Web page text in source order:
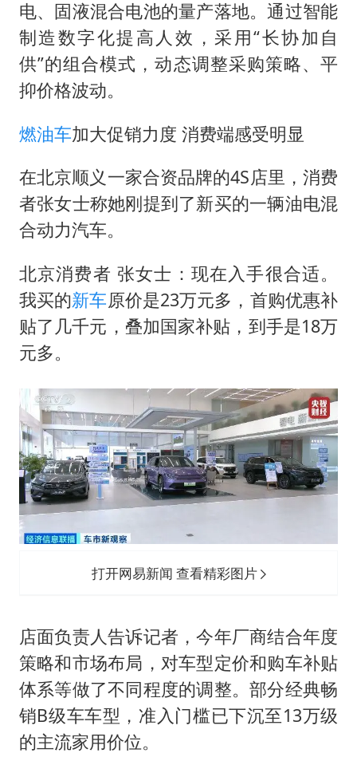
电、固液混合电池的量产落地。通过智能
制造数字化提高人效，采用“长协加自
供”的组合模式，动态调整采购策略、平
抑价格波动。
燃油车加大促销力度 消费端感受明显
在北京顺义一家合资品牌的4S店里，消费
者张女士称她刚提到了新买的一辆油电混
合动力汽车。
北京消费者 张女士：现在入手很合适。
我买的新车原价是23万元多，首购优惠补
贴了几千元，叠加国家补贴，到手是18万
元多。
打开网易新闻 查看精彩图片
店面负责人告诉记者，今年厂商结合年度
策略和市场布局，对车型定价和购车补贴
体系等做了不同程度的调整。部分经典畅
销B级车车型，准入门槛已下沉至13万级
的主流家用价位。